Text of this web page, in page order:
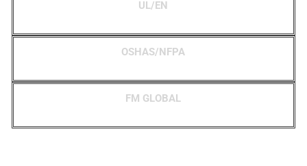
UL/EN
OSHAS/NFPA
FM GLOBAL